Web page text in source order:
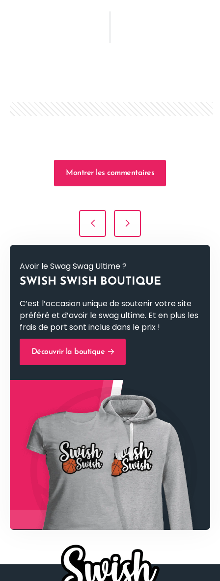
Montrer les commentaires
Navigation de l’article
Avoir le Swag Swag Ultime ?
SWISH SWISH BOUTIQUE
C’est l’occasion unique de soutenir votre site
préféré et d’avoir le swag ultime. Et en plus les
frais de port sont inclus dans le prix !
Découvrir la boutique